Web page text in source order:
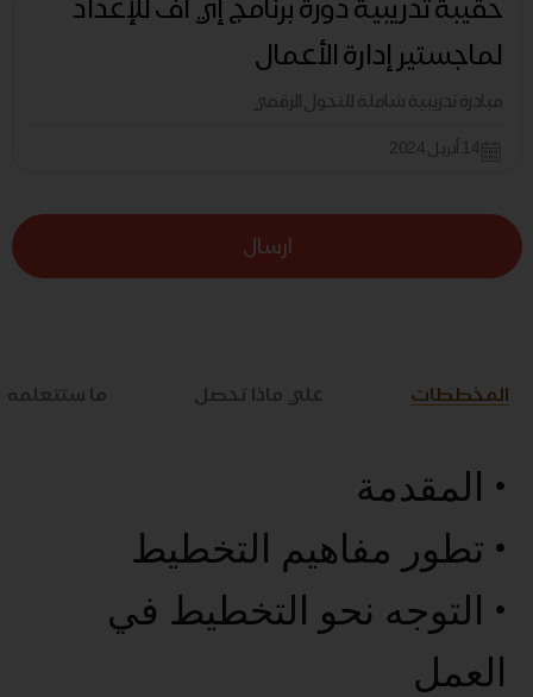
حقيبة تدريبية دورة برنامج إي أف للإعداد
لماجستير إدارة الأعمال
مبادرة تدريبية شاملة للتحول الرقمي
14 أبريل 2024
ارسال
المخططات علي ماذا تحصل ما ستتعلمه
• المقدمة
• تطور مفاهيم التخطيط
• التوجه نحو التخطيط في
العمل